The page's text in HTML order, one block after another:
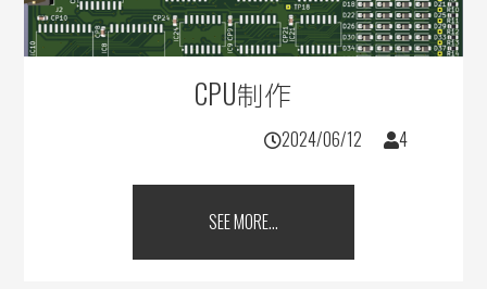
CPU制作
2024/06/12 4
SEE MORE...